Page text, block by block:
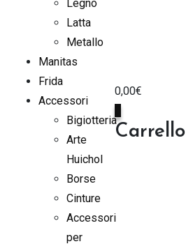
Legno
Latta
Metallo
Manitas
Frida
Accessori
Bigiotteria
Arte
Huichol
Borse
Cinture
Accessori
per
0,00€
0
Carrello